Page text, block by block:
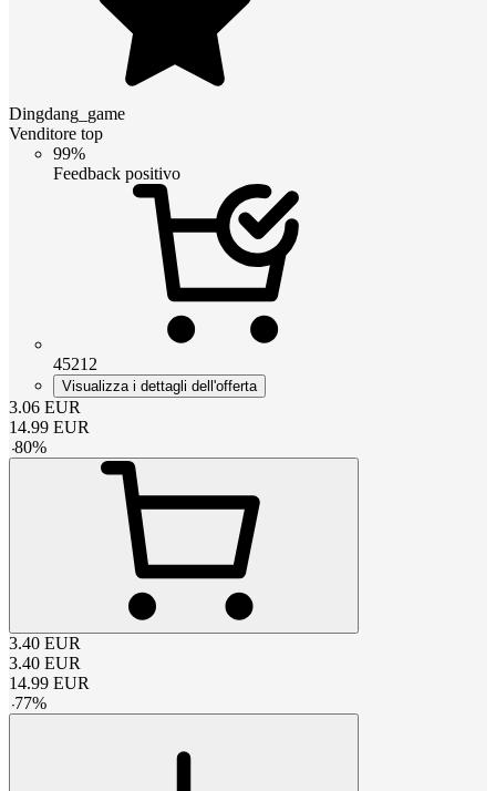
Dingdang_game
Venditore top
99%
Feedback positivo
45212
Visualizza i dettagli dell'offerta
3.06 EUR
14.99 EUR
-80%
3.40 EUR
3.40 EUR
14.99 EUR
-77%